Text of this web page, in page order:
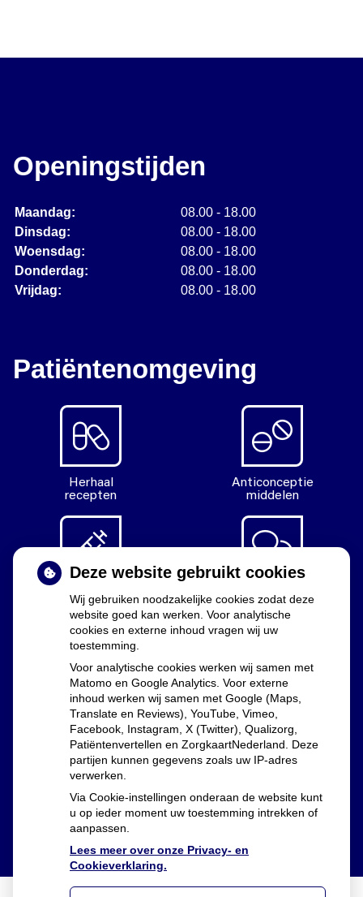
Openingstijden
Maandag:
08.00 - 18.00
Dinsdag:
08.00 - 18.00
Woensdag:
08.00 - 18.00
Donderdag:
08.00 - 18.00
Vrijdag:
08.00 - 18.00
Patiëntenomgeving
Herhaal
recepten
Anticonceptie
middelen
Diabetes
middelen
Vragen
stellen
Uw apothekers
Lia Dekker, Marijn Westphal en Floor Groenewald
Deze website gebruikt cookies
Wij gebruiken noodzakelijke cookies zodat deze
website goed kan werken. Voor analytische
cookies en externe inhoud vragen wij uw
toestemming.
Voor analytische cookies werken wij samen met
Matomo en Google Analytics. Voor externe
inhoud werken wij samen met Google (Maps,
Translate en Reviews), YouTube, Vimeo,
Facebook, Instagram, X (Twitter), Qualizorg,
Patiëntenvertellen en ZorgkaartNederland. Deze
partijen kunnen gegevens zoals uw IP-adres
verwerken.
Via Cookie-instellingen onderaan de website kunt
u op ieder moment uw toestemming intrekken of
aanpassen.
Lees meer over onze Privacy- en
Cookieverklaring.